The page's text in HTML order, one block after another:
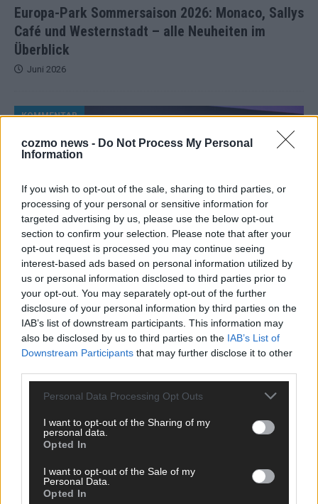
cozmo news - Do Not Process My Personal
Information
If you wish to opt-out of the sale, sharing to third parties, or
processing of your personal or sensitive information for
targeted advertising by us, please use the below opt-out
section to confirm your selection. Please note that after your
opt-out request is processed you may continue seeing
interest-based ads based on personal information utilized by
us or personal information disclosed to third parties prior to
your opt-out. You may separately opt-out of the further
disclosure of your personal information by third parties on the
IAB’s list of downstream participants. This information may
also be disclosed by us to third parties on the IAB’s List of
Downstream Participants that may further disclose it to other
Personal Data Processing Opt Outs
I want to opt-out of the Sharing of my
personal data.
Opted In
I want to opt-out of the Sale of my
Personal Data.
Opted In
Europa-Park Sommersaison 2026: Monaco, Sallys
Café und Westernstadt – alle Neuheiten im
Überblick
Juni 2026
Bulgarien hat gewonnen – aber der ESC 2026
hinterlässt unbeantwortete Fragen
KOMMENTAR
Mai 2026
ESC-Finale 2026: DARA siegt für Bulgarien – Finnland
enttäuscht, Israel polarisiert
EUROVISION
ESC 2026 Finale: JJ mit Mozart-Eröffnung, Eurovision-
Allstars und Parov Stelar als Interval Acts
Mai 2026